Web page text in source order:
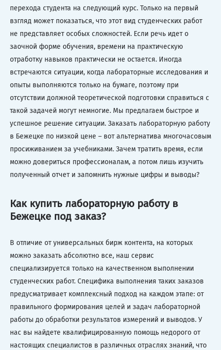
перехода студента на следующий курс. Только на первый
взгляд может показаться, что этот вид студенческих работ
не представляет особых сложностей. Если речь идет о
заочной форме обучения, времени на практическую
отработку навыков практически не остается. Иногда
встречаются ситуации, когда лабораторные исследования и
опыты выполняются только на бумаге, поэтому при
отсутствии должной теоретической подготовки справиться с
такой задачей могут немногие. Мы предлагаем быстрое и
успешное решение ситуации. Заказать лабораторную работу
в Бежецке по низкой цене – вот альтернатива многочасовым
просиживанием за учебниками. Зачем тратить время, если
можно довериться профессионалам, а потом лишь изучить
полученный отчет и запомнить нужные цифры и выводы?
Как купить лабораторную работу в
Бежецке под заказ?
В отличие от универсальных бирж контента, на которых
можно заказать абсолютно все, наш сервис
специализируется только на качественном выполнении
студенческих работ. Специфика выполнения таких заказов
предусматривает комплексный подход на каждом этапе: от
правильного формирования целей и задач лабораторной
работы до обработки результатов измерений и выводов. У
нас вы найдете квалифицированную помощь недорого от
настоящих специалистов в различных отраслях знаний, что